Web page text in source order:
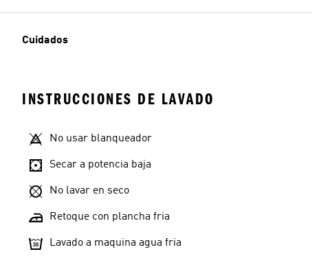
Cuidados
INSTRUCCIONES DE LAVADO
No usar blanqueador
Secar a potencia baja
No lavar en seco
Retoque con plancha fria
Lavado a maquina agua fria